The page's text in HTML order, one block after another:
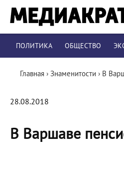
ПОЛИТИКА ОБЩЕСТВО
Главная › Знаменитости › В
28.08.2018
В Варшаве